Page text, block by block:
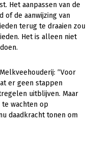
Het aanpassen van de
of de aanwijzing van
terug te draaien zou
Het is alleen niet
“Voor
er geen stappen
uitblijven. Maar
wachten op
daadkracht tonen om